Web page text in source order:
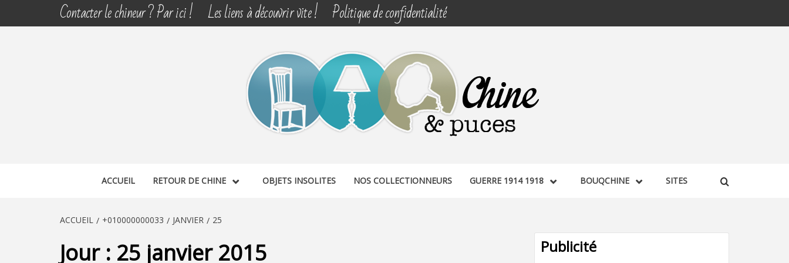
Contacter le chineur ? Par ici ! Les liens à découvrir vite ! Politique de confidentialité
CHINE & PUCES
ACCUEIL RETOUR DE CHINE OBJETS INSOLITES NOS COLLECTIONNEURS GUERRE 1914 1918 BOUQCHINE SITES
ACCUEIL +010000000033 JANVIER 25
Jour : 25 janvier 2015 Publicité